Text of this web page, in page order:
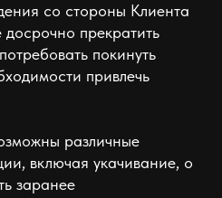
со стороны Клиента
прекратить
покинуть
привлечь
различные
включая укачивание, о
заранее